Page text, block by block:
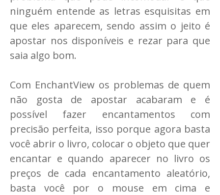
ninguém entende as letras esquisitas em
que eles aparecem, sendo assim o jeito é
apostar nos disponíveis e rezar para que
saia algo bom.
Com EnchantView os problemas de quem
não gosta de apostar acabaram e é
possível fazer encantamentos com
precisão perfeita, isso porque agora basta
você abrir o livro, colocar o objeto que quer
encantar e quando aparecer no livro os
preços de cada encantamento aleatório,
basta você por o mouse em cima e